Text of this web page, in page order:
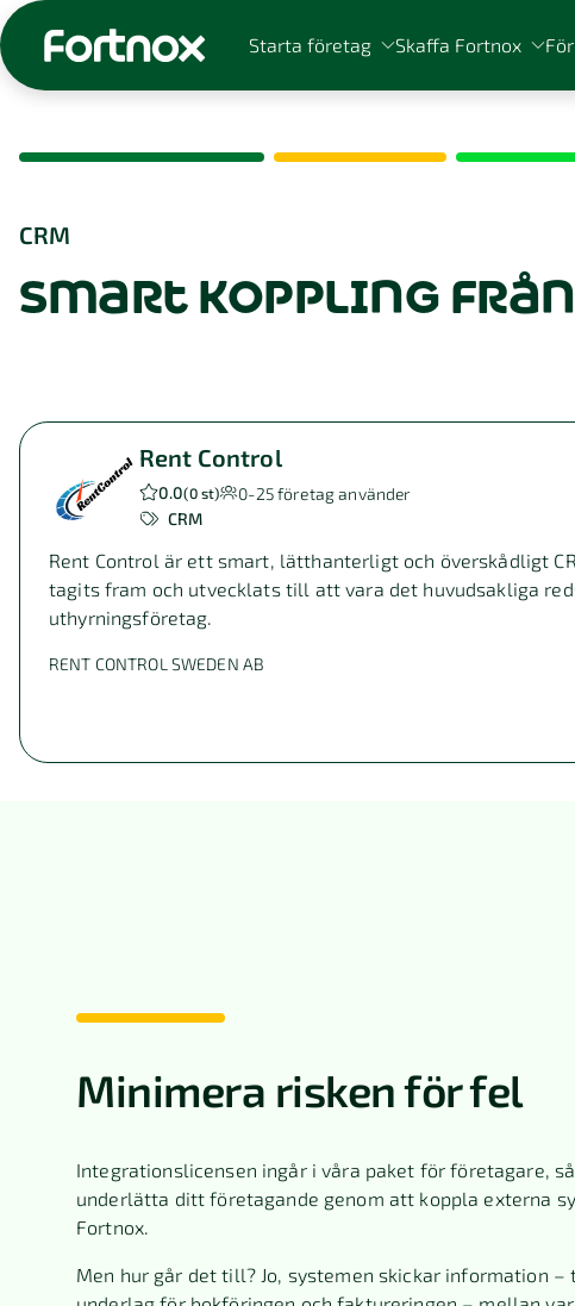
Starta företag Skaffa Fortnox
CRM
smart koppling
Rent Control
0.0(0 st) 0-25företag använder
CRM
Rent Control är ett smart, lätthanterligt och överskådligt
tagits fram och utvecklats till att vara det huvudsakliga
uthyrningsföretag.
RENT CONTROL SWEDEN AB
Minimera risken för fel
Integrationslicensen ingår i våra paket för företagare,
underlätta ditt företagande genom att koppla externa
Fortnox.
Men hur går det till? Jo, systemen skickar information –